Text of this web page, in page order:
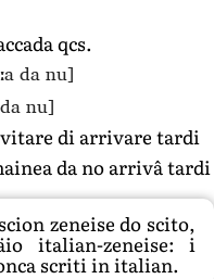
qcs.
da nu]
nu]
di arrivare tardi
da no arrivâ tardi
zeneise do scito,
italian-zeneise: i
scriti in italian.